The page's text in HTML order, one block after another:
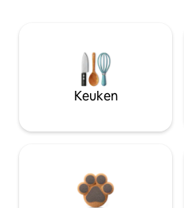
Keuken